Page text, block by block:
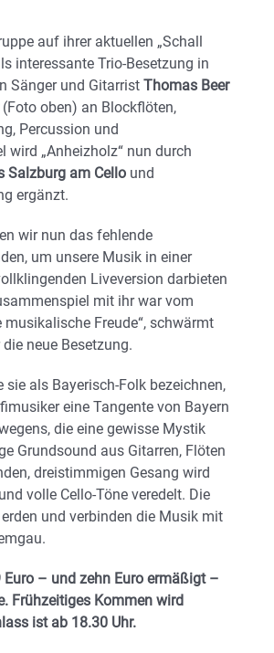
auf ihrer aktuellen „Schall
interessante Trio-Besetzung in
Sänger und Gitarrist Thomas Beer
(Foto oben) an Blockflöten,
Percussion und
wird „Anheizholz“ nun durch
Salzburg am Cello und
ergänzt.
wir nun das fehlende
um unsere Musik in einer
Liveversion darbieten
mit ihr war vom
musikalische Freude“, schwärmt
neue Besetzung.
sie als Bayerisch-Folk bezeichnen,
eine Tangente von Bayern
die eine gewisse Mystik
Grundsound aus Gitarren, Flöten
dreistimmigen Gesang wird
volle Cello-Töne veredelt. Die
und verbinden die Musik mit
Euro – und zehn Euro ermäßigt –
Frühzeitiges Kommen wird
ist ab 18.30 Uhr.